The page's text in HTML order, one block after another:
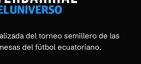
del torneo semillero de las
del fútbol ecuatoriano.